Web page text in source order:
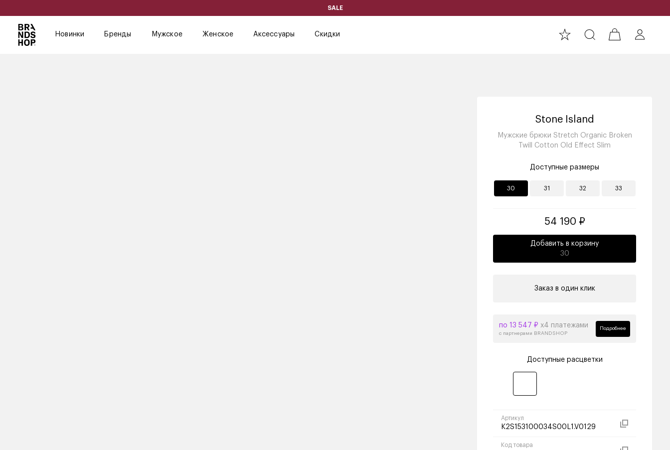
SALE
Новинки Бренды Мужское Женское Аксессуары Скидки
Stone Island
Мужские брюки Stretch Organic Broken
Twill Cotton Old Effect Slim
Доступные размеры
30 31 32 33
54 190 ₽
Добавить в корзину
30
Заказ в один клик
по 13 547 ₽ х4 платежами
с партнерами BRANDSHOP
Подробнее
Доступные расцветки
Артикул
K2S153100034S00L1.V0129
Код товара